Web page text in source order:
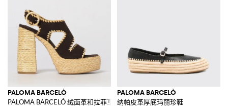
PALOMA BARCELÒ
PALOMA BARCELÓ 绒面革和拉菲草高跟防水台凉鞋
PALOMA BARCELÒ
纳帕皮革厚底玛丽珍鞋